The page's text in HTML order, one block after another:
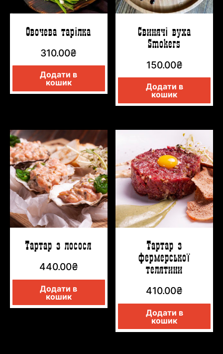
Овочева тарілка
310.00₴
Додати в
кошик
Свинячі вуха
Smokers
150.00₴
Додати в
кошик
Тартар з лосося
440.00₴
Додати в
кошик
Тартар з
фермерської
телятини
410.00₴
Додати в
кошик